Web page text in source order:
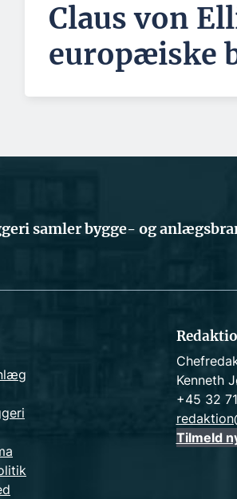
Claus von
europæiske
samler bygge- og
Kenneth
+45 32
Tilmeld